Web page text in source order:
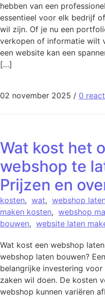
hebben van een
essentieel voor elk bedrijf
wil zijn. Of je nu een
verkopen of informatie wilt
een website kan een
[…]
02 november 2025 / 0
Wat kost het
webshop te
Prijzen en
kosten, wat, webshop
maken kosten, webshop
bouwen, website laten
Wat kost een webshop
webshop laten bouwen?
belangrijke investering
zaken wil doen. De kosten
webshop kunnen variëren